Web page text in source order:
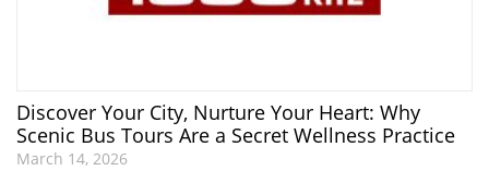
Discover Your City, Nurture Your Heart: Why
Scenic Bus Tours Are a Secret Wellness Practice
March 14, 2026